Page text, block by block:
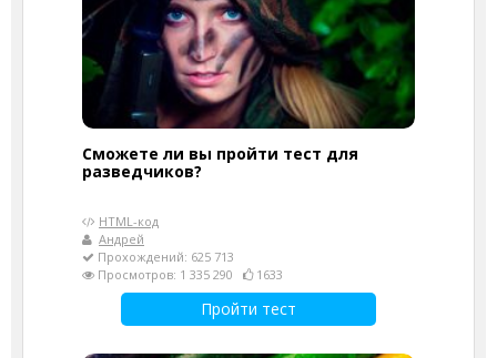
Сможете ли вы пройти тест для
разведчиков?
HTML-код
Андрей
Прохождений: 625 713
Просмотров: 1 335 290
1633
Пройти тест